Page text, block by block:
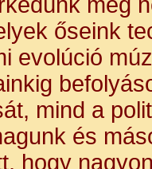
őseink
evolúció
mind a
és
hogy